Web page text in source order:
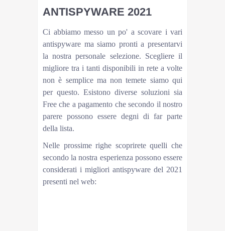
ANTISPYWARE 2021
Ci abbiamo messo un po' a scovare i vari
antispyware ma siamo pronti a presentarvi
la nostra personale selezione. Scegliere il
migliore tra i tanti disponibili in rete a volte
non è semplice ma non temete siamo qui
per questo. Esistono diverse soluzioni sia
Free che a pagamento che secondo il nostro
parere possono essere degni di far parte
della lista.
Nelle prossime righe scoprirete quelli che
secondo la nostra esperienza possono essere
considerati i migliori antispyware del 2021
presenti nel web: